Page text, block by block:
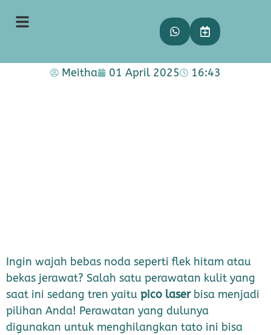
Pico Laser, Solusi Kulit Awet
Muda Bebas Noda dan Awet
Meitha 01 April 2025 16:43
Ingin wajah bebas noda seperti flek hitam atau
bekas jerawat? Salah satu perawatan kulit yang
saat ini sedang tren yaitu pico laser bisa menjadi
pilihan Anda! Perawatan yang dulunya
digunakan untuk menghilangkan tato ini bisa